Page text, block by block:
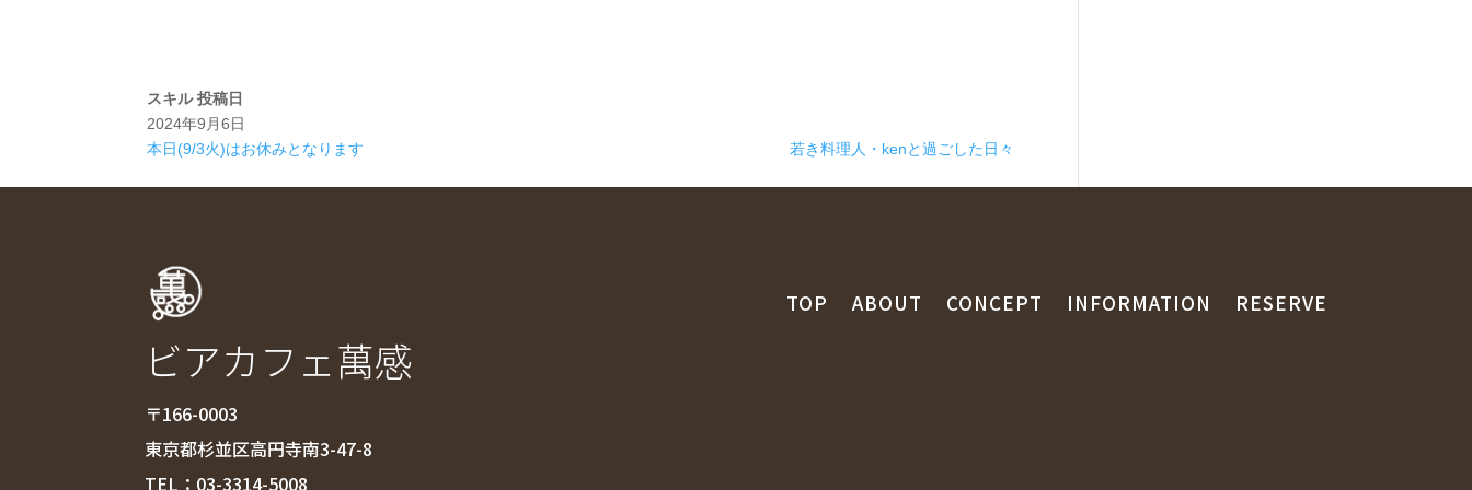
スキル 投稿日
2024年9月6日
本日(9/3火)はお休みとなります
若き料理人・kenと過ごした日々
ビアカフェ萬感
〒166-0003
東京都杉並区高円寺南3-47-8
TEL： 03-3314-5008
TOP ABOUT CONCEPT INFORMATION RESERVE